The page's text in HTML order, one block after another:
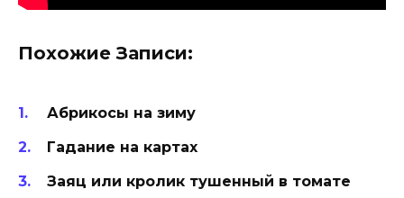
Похожие Записи:
Абрикосы на зиму
Гадание на картах
Заяц или кролик тушенный в томате